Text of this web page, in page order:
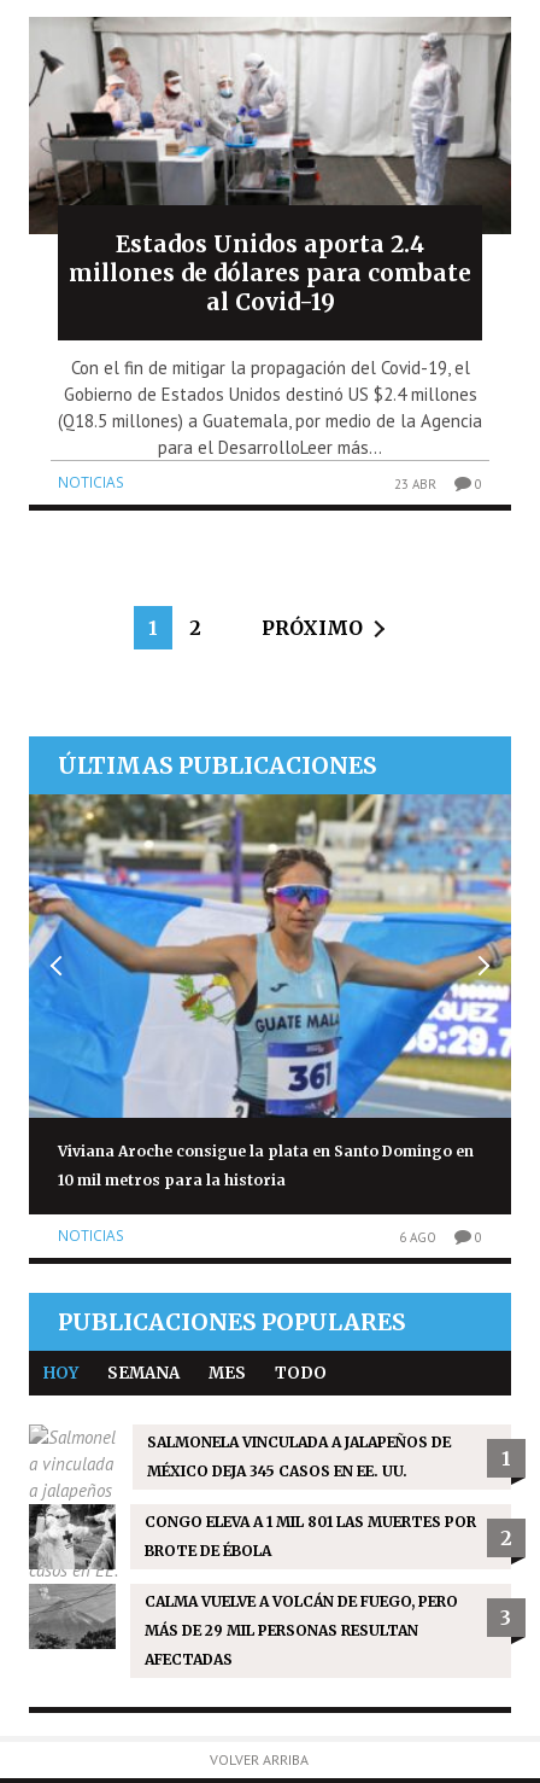
Estados Unidos aporta 2.4
millones de dólares para combate
al Covid-19
Con el fin de mitigar la propagación del Covid-19, el
Gobierno de Estados Unidos destinó US $2.4 millones
(Q18.5 millones) a Guatemala, por medio de la Agencia
para el DesarrolloLeer más...
NOTICIAS 23 ABR 0
1 2 PRÓXIMO
ÚLTIMAS PUBLICACIONES
Viviana Aroche consigue la plata en Santo Domingo en
10 mil metros para la historia
NOTICIAS 6 AGO 0
PUBLICACIONES POPULARES
HOY SEMANA MES TODO
SALMONELA VINCULADA A JALAPEÑOS DE
MÉXICO DEJA 345 CASOS EN EE. UU.
1
CONGO ELEVA A 1 MIL 801 LAS MUERTES POR
BROTE DE ÉBOLA
2
CALMA VUELVE A VOLCÁN DE FUEGO, PERO
MÁS DE 29 MIL PERSONAS RESULTAN
AFECTADAS
3
VOLVER ARRIBA